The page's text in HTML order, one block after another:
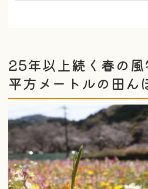
25年以上続く春の
平方メートルの田ん